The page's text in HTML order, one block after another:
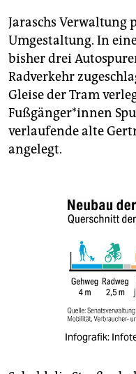
Jaraschs Verwaltung
Umgestaltung. In
bisher drei
Radverkehr
Gleise der Tram
Fuß­gän­ge­r*in­nen
verlaufende alte
angelegt.
Infografik: